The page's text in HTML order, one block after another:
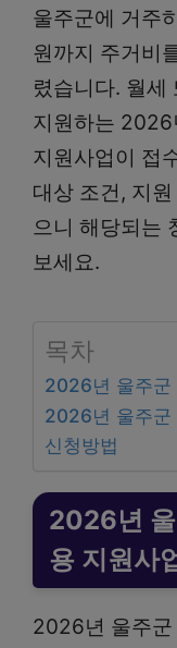
울주군에 거주
원까지 주거비
렸습니다. 월세
지원하는 2026
지원사업이 접
대상 조건, 지
으니 해당되는
보세요.
목차
2026년 울주군
2026년 울주군
신청방법
2026년 울
용 지원사
2026년 울주군